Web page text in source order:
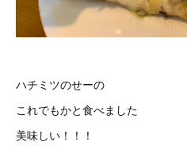
ハチミツのせーの
これでもかと食べました
美味しい！！！